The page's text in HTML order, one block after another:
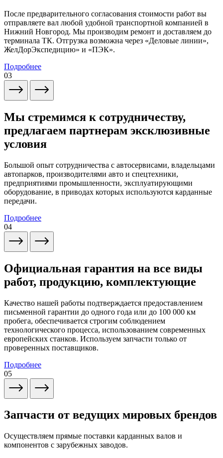
После предварительного согласования стоимости работ вы
отправляете вал любой удобной транспортной компанией в
Нижний Новгород. Мы производим ремонт и доставляем до
терминала ТК. Отгрузка возможна через «Деловые линии»,
ЖелДорЭкспедицию» и «ПЭК».
Подробнее
03
Мы стремимся к сотрудничеству,
предлагаем партнерам эксклюзивные
условия
Большой опыт сотрудничества с автосервисами, владельцами
автопарков, производителями авто и спецтехники,
предприятиями промышленности, эксплуатирующими
оборудование, в приводах которых используются карданные
передачи.
Подробнее
04
Официальная гарантия на все виды
работ, продукцию, комплектующие
Качество нашей работы подтверждается предоставлением
письменной гарантии до одного года или до 100 000 км
пробега, обеспечивается строгим соблюдением
технологического процесса, использованием современных
европейских станков. Используем запчасти только от
проверенных поставщиков.
Подробнее
05
Запчасти от ведущих мировых брендов
Осуществляем прямые поставки карданных валов и
компонентов с зарубежных заводов.